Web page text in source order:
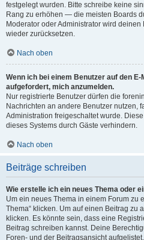
festgelegt wurden. Bitte schreibe keine
Rang zu erhöhen — die meisten Boards
Moderator oder Administrator wird
wieder zurücksetzen.
Nach oben
Wenn ich bei einem Benutzer auf den
aufgefordert, mich anzumelden.
Nur registrierte Benutzer dürfen die
Nachrichten an andere Benutzer nutzen,
Administration freigeschaltet wurde.
dieses Systems durch Gäste verhindern.
Nach oben
Beiträge schreiben
Wie erstelle ich ein neues Thema oder
Um ein neues Thema in einem Forum zu
Thema“ klicken. Um auf einen Beitrag zu
klicken. Es könnte sein, dass eine
Beitrag schreiben kannst. Deine
Foren- und der Beitragsansicht